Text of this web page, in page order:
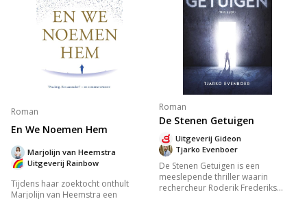
Roman
En We Noemen Hem
Uitgeverij Rainbow
Marjolijn van Heemstra
Tijdens haar zoektocht onthult
Marjolijn van Heemstra een
Roman
De Stenen Getuigen
Tjarko Evenboer
Uitgeverij Gideon
De Stenen Getuigen is een
meeslepende thriller waarin
rechercheur Roderik Frederiks